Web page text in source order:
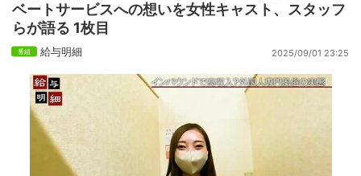
ベートサービスへの想いを女性キャスト、スタッフ
らが語る 1枚目
給与明細 2025/09/01 23:25